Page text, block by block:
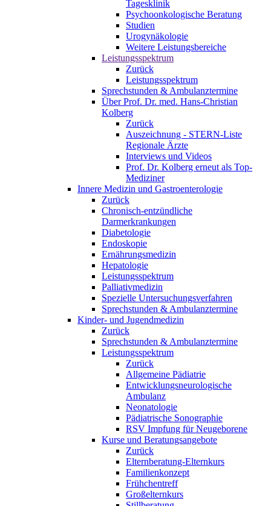
Tagesklinik
Psychoonkologische Beratung
Studien
Urogynäkologie
Weitere Leistungsbereiche
Leistungsspektrum
Zurück
Leistungsspektrum
Sprechstunden & Ambulanztermine
Über Prof. Dr. med. Hans-Christian
Kolberg
Zurück
Auszeichnung - STERN-Liste
Regionale Ärzte
Interviews und Videos
Prof. Dr. Kolberg erneut als Top-
Mediziner
Innere Medizin und Gastroenterologie
Zurück
Chronisch-entzündliche
Darmerkrankungen
Diabetologie
Endoskopie
Ernährungsmedizin
Hepatologie
Leistungsspektrum
Palliativmedizin
Spezielle Untersuchungsverfahren
Sprechstunden & Ambulanztermine
Kinder- und Jugendmedizin
Zurück
Sprechstunden & Ambulanztermine
Leistungsspektrum
Zurück
Allgemeine Pädiatrie
Entwicklungsneurologische
Ambulanz
Neonatologie
Pädiatrische Sonographie
RSV Impfung für Neugeborene
Kurse und Beratungsangebote
Zurück
Elternberatung-Elternkurs
Familienkonzept
Frühchentreff
Großelternkurs